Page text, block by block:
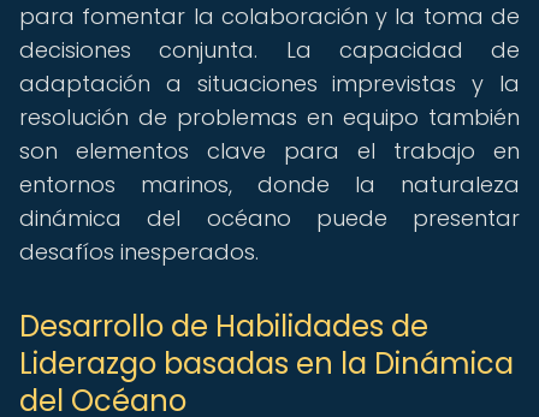
para fomentar la colaboración y la toma de
decisiones conjunta. La capacidad de
adaptación a situaciones imprevistas y la
resolución de problemas en equipo también
son elementos clave para el trabajo en
entornos marinos, donde la naturaleza
dinámica del océano puede presentar
desafíos inesperados.
Desarrollo de Habilidades de
Liderazgo basadas en la Dinámica
del Océano